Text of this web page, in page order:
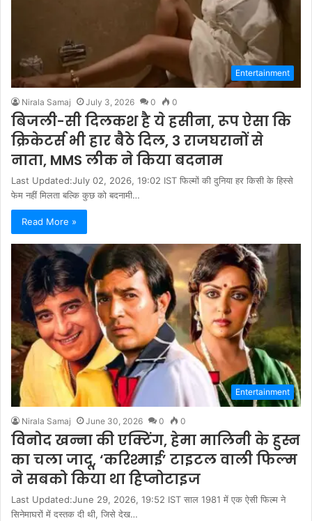
Entertainment
Nirala Samaj July 3, 2026 0 0
बिजली-सी दिलकश है ये हसीना, रूप ऐसा कि
क्रिकेटर्स भी हार बैठे दिल, 3 राजघरानों से
नाता, MMS लीक ने किया बदनाम
Last Updated:July 02, 2026, 19:02 IST फिल्मों की दुनिया हर किसी के हिस्से
फेम नहीं मिलता बल्कि कुछ को बदनामी…
Read More »
Entertainment
Nirala Samaj June 30, 2026 0 0
विनोद खन्ना की एक्टिंग, हेमा मालिनी के हुस्न
का चला जादू, ‘करिश्माई’ टाइटल वाली फिल्म
ने सबको किया था हिप्नोटाइज
Last Updated:June 29, 2026, 19:52 IST साल 1981 में एक ऐसी फिल्म ने
सिनेमाघरों में दस्तक दी थी, जिसे देख…